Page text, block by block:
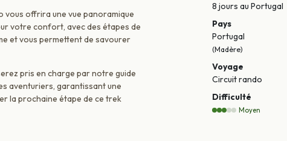
vous offrira une vue panoramique
votre confort, avec des étapes de
et vous permettent de savourer
pris en charge par notre guide
aventuriers, garantissant une
la prochaine étape de ce trek
8 jours au Portugal
Pays
Portugal
(Madère)
Voyage
Circuit rando
Difficulté
Moyen